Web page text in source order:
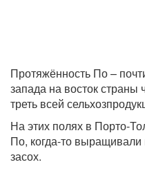
Протяжённость По –
запада на восток
треть всей
На этих полях в Порто-
По, когда-то
засох.